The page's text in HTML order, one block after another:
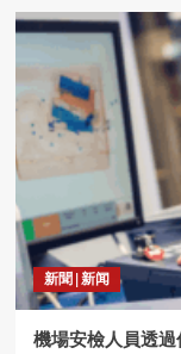
新聞 | 新闻
機場安檢人員透